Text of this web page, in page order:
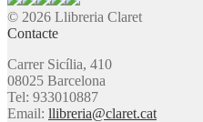
© 2026 Llibreria Claret
Contacte
Carrer Sicília, 410
08025 Barcelona
Tel: 933010887
Email: llibreria@claret.cat